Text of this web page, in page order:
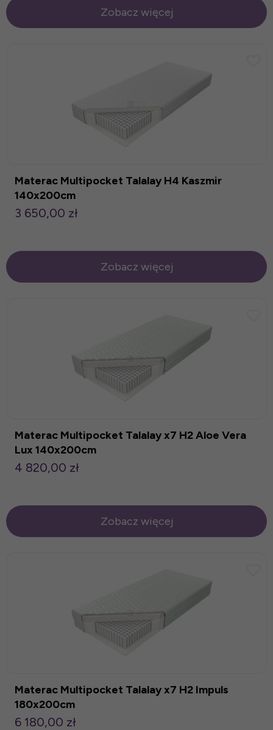
Zobacz więcej
Materac Multipocket Talalay H4 Kaszmir
140x200cm
3 650,00 zł
Zobacz więcej
Materac Multipocket Talalay x7 H2 Aloe Vera
Lux 140x200cm
4 820,00 zł
Zobacz więcej
Materac Multipocket Talalay x7 H2 Impuls
180x200cm
6 180,00 zł